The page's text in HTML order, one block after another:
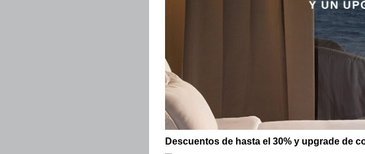
Descuentos de hasta el 30% y upgrade de